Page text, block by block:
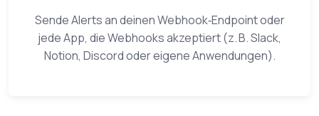
Sende Alerts an deinen Webhook‑Endpoint oder
jede App, die Webhooks akzeptiert (z. B. Slack,
Notion, Discord oder eigene Anwendungen).